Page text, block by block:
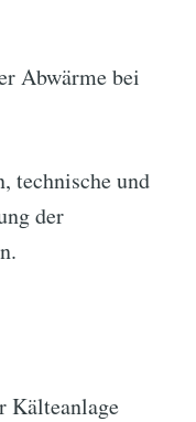
Abwärme bei
technische und
der
Kälteanlage